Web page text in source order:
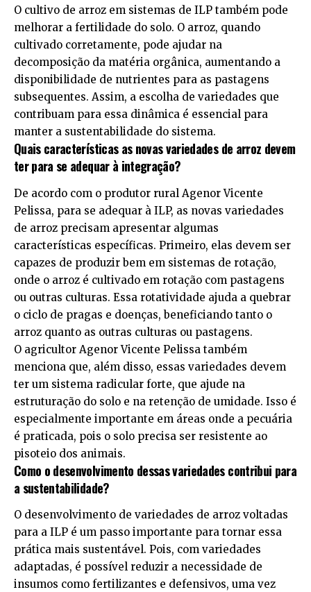
O cultivo de arroz em sistemas de ILP também pode
melhorar a fertilidade do solo. O arroz, quando
cultivado corretamente, pode ajudar na
decomposição da matéria orgânica, aumentando a
disponibilidade de nutrientes para as pastagens
subsequentes. Assim, a escolha de variedades que
contribuam para essa dinâmica é essencial para
manter a sustentabilidade do sistema.
Quais características as novas variedades de arroz devem
ter para se adequar à integração?
De acordo com o produtor rural Agenor Vicente
Pelissa, para se adequar à ILP, as novas variedades
de arroz precisam apresentar algumas
características específicas. Primeiro, elas devem ser
capazes de produzir bem em sistemas de rotação,
onde o arroz é cultivado em rotação com pastagens
ou outras culturas. Essa rotatividade ajuda a quebrar
o ciclo de pragas e doenças, beneficiando tanto o
arroz quanto as outras culturas ou pastagens.
O agricultor Agenor Vicente Pelissa também
menciona que, além disso, essas variedades devem
ter um sistema radicular forte, que ajude na
estruturação do solo e na retenção de umidade. Isso é
especialmente importante em áreas onde a pecuária
é praticada, pois o solo precisa ser resistente ao
pisoteio dos animais.
Como o desenvolvimento dessas variedades contribui para
a sustentabilidade?
O desenvolvimento de variedades de arroz voltadas
para a ILP é um passo importante para tornar essa
prática mais sustentável. Pois, com variedades
adaptadas, é possível reduzir a necessidade de
insumos como fertilizantes e defensivos, uma vez